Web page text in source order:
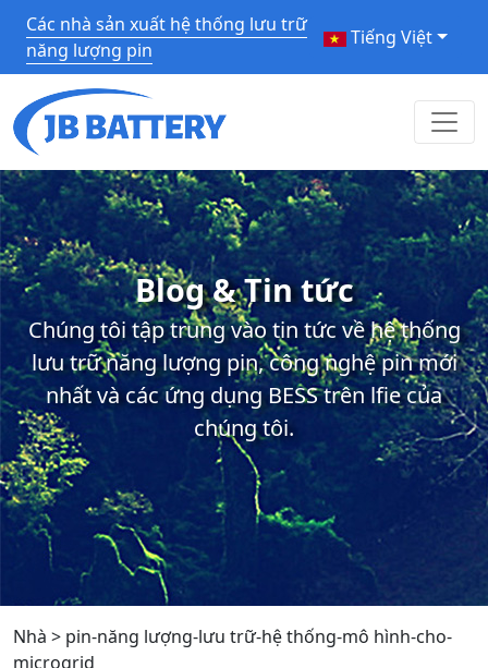
Các nhà sản xuất hệ thống lưu trữ
năng lượng pin
Tiếng Việt
Blog & Tin tức
Chúng tôi tập trung vào tin tức về hệ thống
lưu trữ năng lượng pin, công nghệ pin mới
nhất và các ứng dụng BESS trên lfie của
chúng tôi.
Nhà > pin-năng lượng-lưu trữ-hệ thống-mô hình-cho-
microgrid